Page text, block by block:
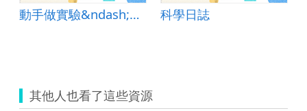
動手做實驗&ndash;平板與實驗課程的完美結合 科學日誌
其他人也看了這些資源